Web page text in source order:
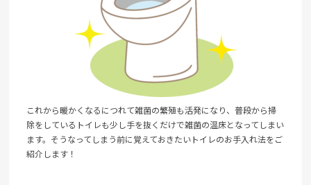
これから暖かくなるにつれて雑菌の繁殖も活発になり、普段から掃
除をしているトイレも少し手を抜くだけで雑菌の温床となってしまい
ます。そうなってしまう前に覚えておきたいトイレのお手入れ法をご
紹介します！